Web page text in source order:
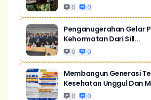
0 0
Penganugerahan Gelar
Kehormatan Dari Sill...
0 0
Membangun Generasi
Kesehatan Unggul Dan
0 0